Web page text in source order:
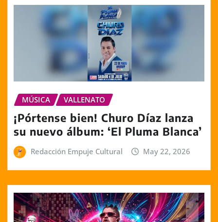
MÚSICA VALLENATO
¡Pórtense bien! Churo Díaz lanza
su nuevo álbum: ‘El Pluma Blanca’
Redacción Empuje Cultural May 22, 2026